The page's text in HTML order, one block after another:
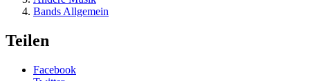
Bands Allgemein
Teilen
Facebook